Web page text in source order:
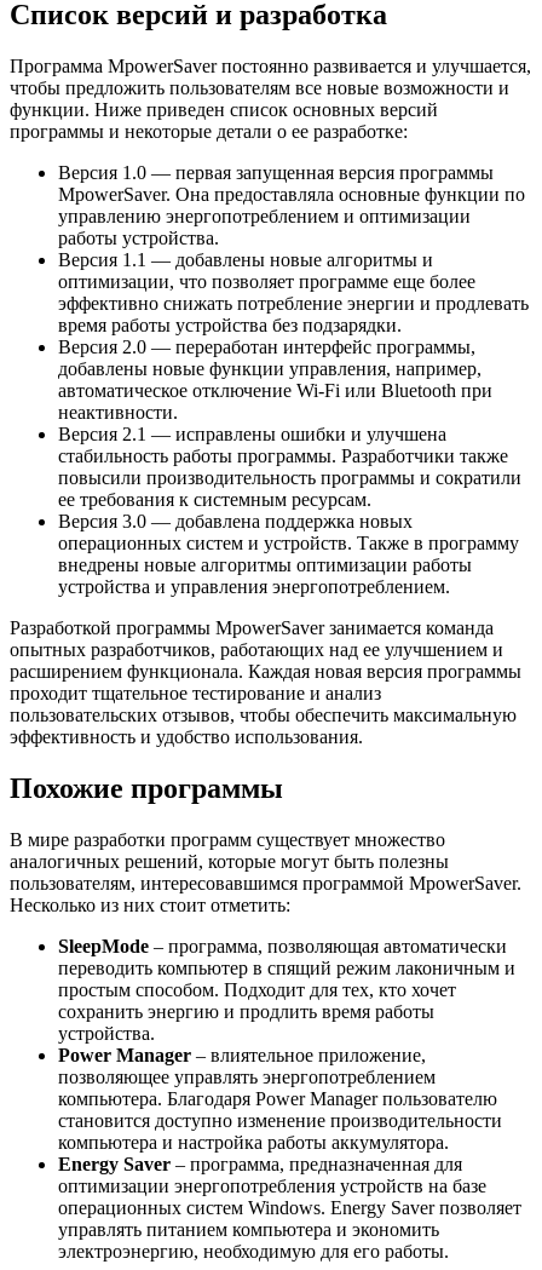
Список версий и разработка
Программа MpowerSaver постоянно развивается и улучшается,
чтобы предложить пользователям все новые возможности и
функции. Ниже приведен список основных версий
программы и некоторые детали о ее разработке:
Версия 1.0 — первая запущенная версия программы
MpowerSaver. Она предоставляла основные функции по
управлению энергопотреблением и оптимизации
работы устройства.
Версия 1.1 — добавлены новые алгоритмы и
оптимизации, что позволяет программе еще более
эффективно снижать потребление энергии и продлевать
время работы устройства без подзарядки.
Версия 2.0 — переработан интерфейс программы,
добавлены новые функции управления, например,
автоматическое отключение Wi-Fi или Bluetooth при
неактивности.
Версия 2.1 — исправлены ошибки и улучшена
стабильность работы программы. Разработчики также
повысили производительность программы и сократили
ее требования к системным ресурсам.
Версия 3.0 — добавлена поддержка новых
операционных систем и устройств. Также в программу
внедрены новые алгоритмы оптимизации работы
устройства и управления энергопотреблением.
Разработкой программы MpowerSaver занимается команда
опытных разработчиков, работающих над ее улучшением и
расширением функционала. Каждая новая версия программы
проходит тщательное тестирование и анализ
пользовательских отзывов, чтобы обеспечить максимальную
эффективность и удобство использования.
Похожие программы
В мире разработки программ существует множество
аналогичных решений, которые могут быть полезны
пользователям, интересовавшимся программой MpowerSaver.
Несколько из них стоит отметить:
SleepMode – программа, позволяющая автоматически
переводить компьютер в спящий режим лаконичным и
простым способом. Подходит для тех, кто хочет
сохранить энергию и продлить время работы
устройства.
Power Manager – влиятельное приложение,
позволяющее управлять энергопотреблением
компьютера. Благодаря Power Manager пользователю
становится доступно изменение производительности
компьютера и настройка работы аккумулятора.
Energy Saver – программа, предназначенная для
оптимизации энергопотребления устройств на базе
операционных систем Windows. Energy Saver позволяет
управлять питанием компьютера и экономить
электроэнергию, необходимую для его работы.